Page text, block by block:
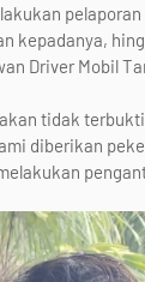
kepadanya,
Driver Mobil
tidak
diberikan